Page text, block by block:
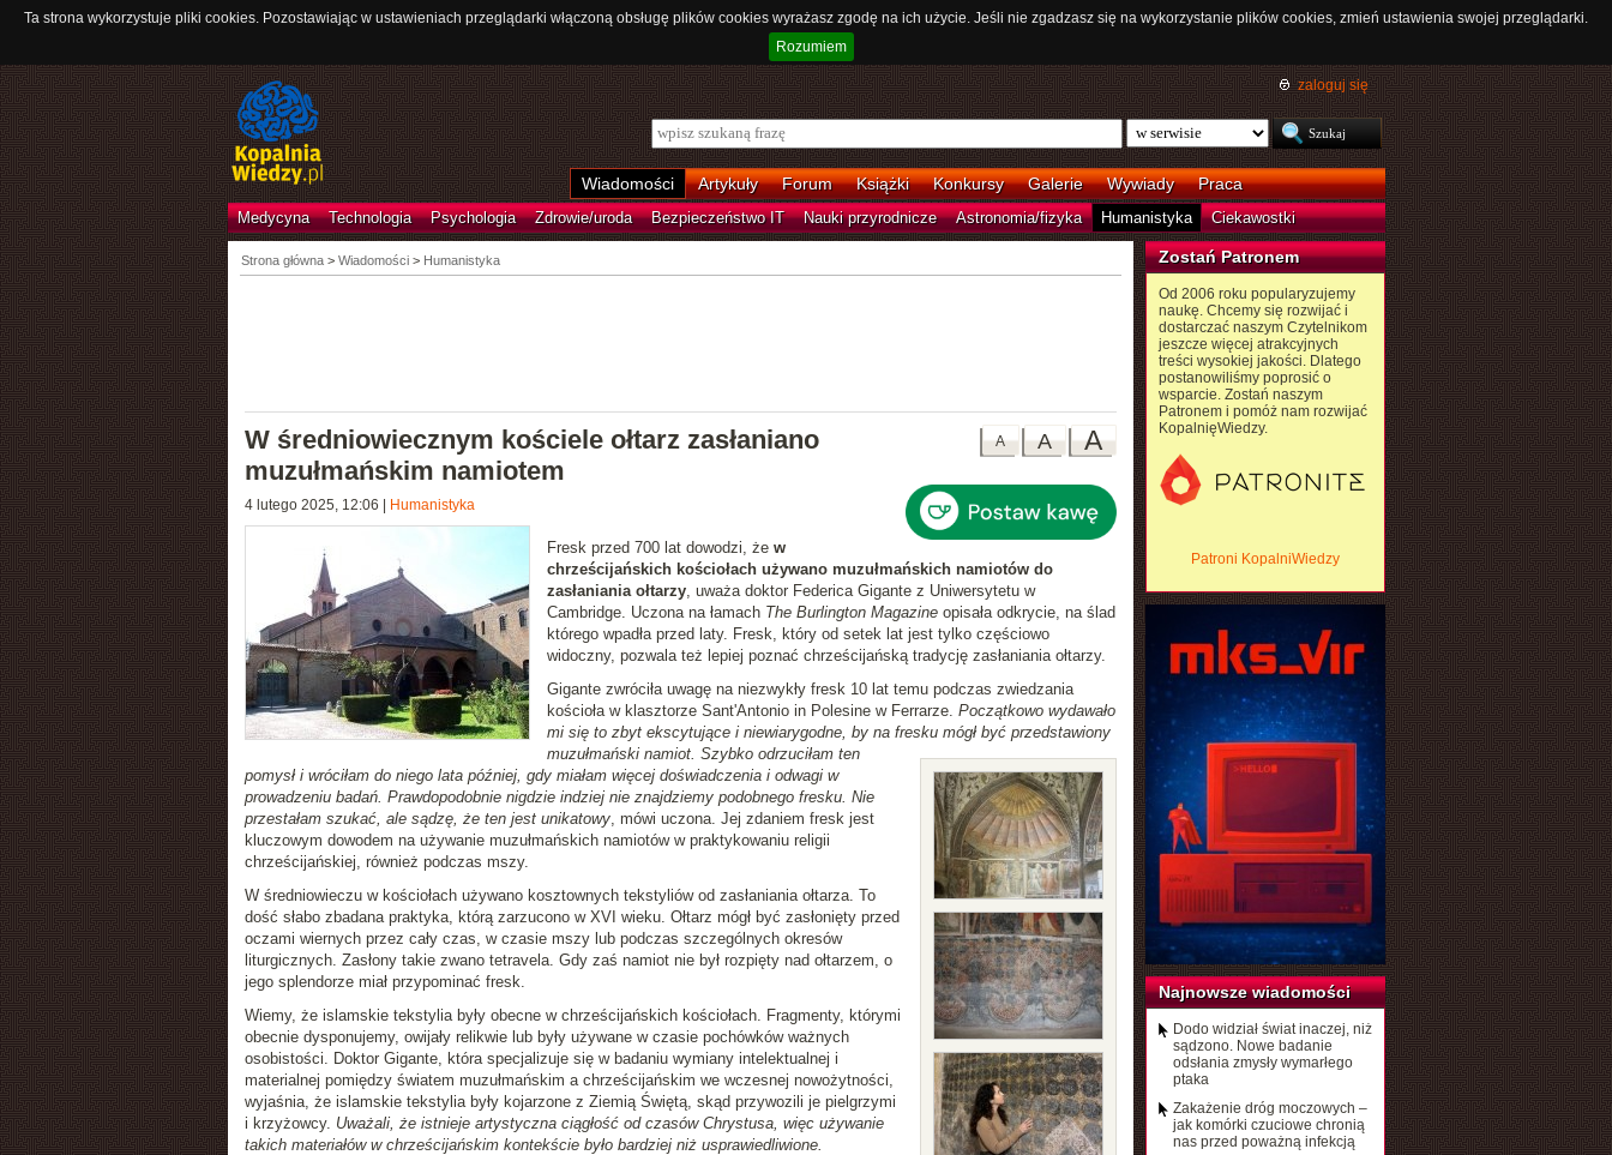
Ta strona wykorzystuje pliki cookies. Pozostawiając w ustawieniach przeglądarki włączoną obsługę plików cookies wyrażasz zgodę na ich użycie. Jeśli nie zgadzasz się na wykorzystanie plików cookies, zmień ustawienia swojej przeglądarki.
Rozumiem
zaloguj się
Wiadomości Artykuły Forum Książki Konkursy Galerie Wywiady Praca
Medycyna Technologia Psychologia Zdrowie/uroda Bezpieczeństwo IT Nauki przyrodnicze Astronomia/fizyka Humanistyka Ciekawostki
Strona główna> Wiadomości > Humanistyka
A
A
A
W średniowiecznym kościele ołtarz zasłaniano
muzułmańskim namiotem
4 lutego 2025, 12:06 Humanistyka
Fresk przed 700 lat dowodzi, że w
chrześcijańskich kościołach używano muzułmańskich namiotów do
zasłaniania ołtarzy, uważa doktor Federica Gigante z Uniwersytetu w
Cambridge. Uczona na łamach The Burlington Magazineopisała odkrycie, na ślad
którego wpadła przed laty. Fresk, który od setek lat jest tylko częściowo
widoczny, pozwala też lepiej poznać chrześcijańską tradycję zasłaniania ołtarzy.
Gigante zwróciła uwagę na niezwykły fresk 10 lat temu podczas zwiedzania
kościoła w klasztorze Sant'Antonio in Polesine w Ferrarze. Początkowo wydawało
mi się to zbyt ekscytujące i niewiarygodne, by na fresku mógł być przedstawiony
muzułmański namiot. Szybko odrzuciłam ten
pomysł i wróciłam do niego lata później, gdy miałam więcej doświadczenia i odwagi w
prowadzeniu badań. Prawdopodobnie nigdzie indziej nie znajdziemy podobnego fresku. Nie
przestałam szukać, ale sądzę, że ten jest unikatowy, mówi uczona. Jej zdaniem fresk jest
kluczowym dowodem na używanie muzułmańskich namiotów w praktykowaniu religii
chrześcijańskiej, również podczas mszy.
W średniowieczu w kościołach używano kosztownych tekstyliów od zasłaniania ołtarza. To
dość słabo zbadana praktyka, którą zarzucono w XVI wieku. Ołtarz mógł być zasłonięty przed
oczami wiernych przez cały czas, w czasie mszy lub podczas szczególnych okresów
liturgicznych. Zasłony takie zwano tetravela. Gdy zaś namiot nie był rozpięty nad ołtarzem, o
jego splendorze miał przypominać fresk.
Wiemy, że islamskie tekstylia były obecne w chrześcijańskich kościołach. Fragmenty, którymi
obecnie dysponujemy, owijały relikwie lub były używane w czasie pochówków ważnych
osobistości. Doktor Gigante, która specjalizuje się w badaniu wymiany intelektualnej i
materialnej pomiędzy światem muzułmańskim a chrześcijańskim we wczesnej nowożytności,
wyjaśnia, że islamskie tekstylia były kojarzone z Ziemią Świętą, skąd przywozili je pielgrzymi
i krzyżowcy. Uważali, że istnieje artystyczna ciągłość od czasów Chrystusa, więc używanie
takich materiałów w chrześcijańskim kontekście było bardziej niż usprawiedliwione.
Zostań Patronem
Od 2006 roku popularyzujemy
naukę. Chcemy się rozwijać i
dostarczać naszym Czytelnikom
jeszcze więcej atrakcyjnych
treści wysokiej jakości. Dlatego
postanowiliśmy poprosić o
wsparcie. Zostań naszym
Patronem i pomóż nam rozwijać
KopalnięWiedzy.
Patroni KopalniWiedzy
Najnowsze wiadomości
Dodo widział świat inaczej, niż
sądzono. Nowe badanie
odsłania zmysły wymarłego
ptaka
Zakażenie dróg moczowych –
jak komórki czuciowe chronią
nas przed poważną infekcją